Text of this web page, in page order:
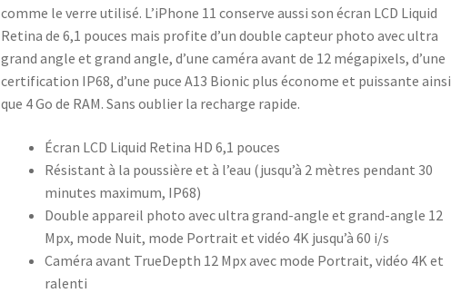
comme le verre utilisé. L’iPhone 11 conserve aussi son écran LCD Liquid
Retina de 6,1 pouces mais profite d’un double capteur photo avec ultra
grand angle et grand angle, d’une caméra avant de 12 mégapixels, d’une
certification IP68, d’une puce A13 Bionic plus économe et puissante ainsi
que 4 Go de RAM. Sans oublier la recharge rapide.
Écran LCD Liquid Retina HD 6,1 pouces
Résistant à la poussière et à l’eau (jusqu’à 2 mètres pendant 30
minutes maximum, IP68)
Double appareil photo avec ultra grand-angle et grand-angle 12
Mpx, mode Nuit, mode Portrait et vidéo 4K jusqu’à 60 i/s
Caméra avant TrueDepth 12 Mpx avec mode Portrait, vidéo 4K et
ralenti